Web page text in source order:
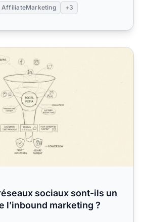
AffiliateMarketing +3
sociaux sont-ils un élément clé de
sociaux sont-ils un
l’inbound marketing ?